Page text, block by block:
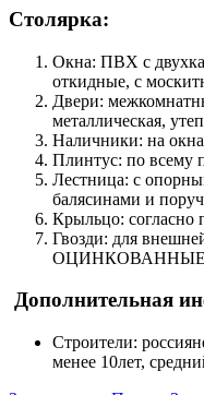
Столярка:
Окна: ПВХ с
откидные, с
Двери:
металлическая,
Наличники: на
Плинтус: по всему
Лестница: с
балясинами и
Крыльцо: согласно
Гвозди: для
Дополнительная
Строители:
менее 10лет,